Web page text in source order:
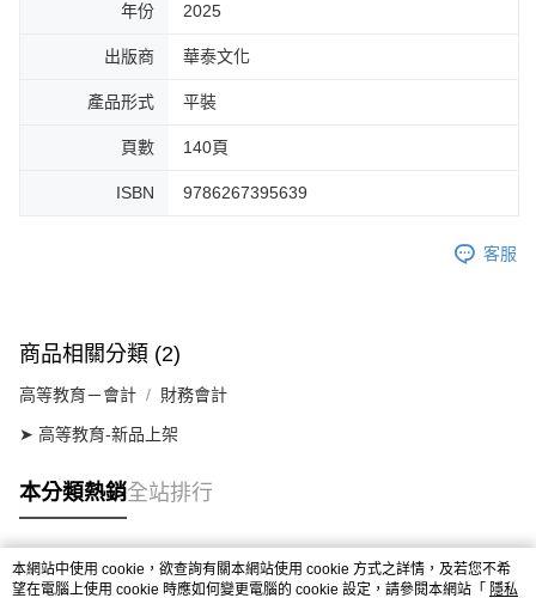
年份 2025
出版商 華泰文化
產品形式 平裝
頁數 140頁
ISBN 9786267395639
客服
商品相關分類 (2)
高等教育－會計 財務會計
➤ 高等教育-新品上架
本分類熱銷全站排行
熱門標籤
本網站中使用 cookie，欲查詢有關本網站使用 cookie 方式之詳情，及若您不希
望在電腦上使用 cookie 時應如何變更電腦的 cookie 設定，請參閱本網站「 隱私